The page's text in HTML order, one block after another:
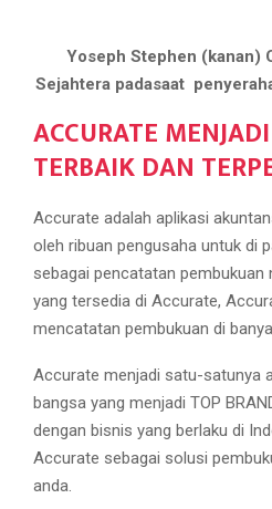
Yoseph Stephen (kanan)
Sejahtera padasaat
ACCURATE
TERBAIK DAN
Accurate adalah aplikasi
oleh ribuan pengusaha untuk di
sebagai pencatatan pembukuan
yang tersedia di Accurate,
mencatatan pembukuan di
Accurate menjadi satu-satunya
bangsa yang menjadi TOP
dengan bisnis yang berlaku di
Accurate sebagai solusi
anda.